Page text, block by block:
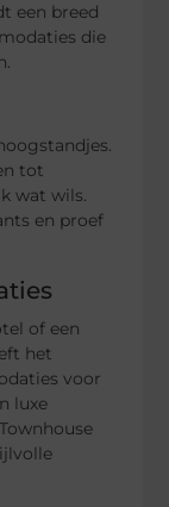
een breed
die
tot
wat wils.
en proef
of een
het
voor
luxe